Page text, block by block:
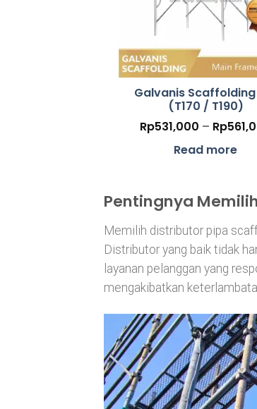
Galvanis Scaffolding
(T170 / T190)
Rp531,000 – Rp
Read more
Pentingnya
Memilih distributor pipa
Distributor yang baik tidak
layanan pelanggan yang
mengakibatkan